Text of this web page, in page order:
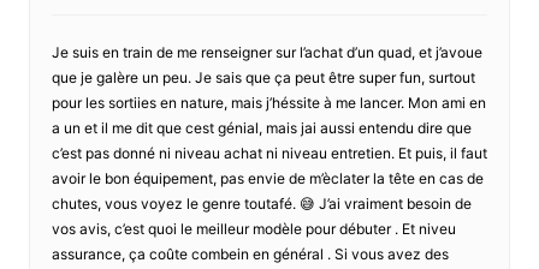
Je suis en train de me renseigner sur l’achat d’un quad, et j’avoue
que je galère un peu. Je sais que ça peut être super fun, surtout
pour les sortiies en nature, mais j’héssite à me lancer. Mon ami en
a un et il me dit que cest génial, mais jai aussi entendu dire que
c’est pas donné ni niveau achat ni niveau entretien. Et puis, il faut
avoir le bon équipement, pas envie de m’èclater la tête en cas de
chutes, vous voyez le genre toutafé. 😅 J’ai vraiment besoin de
vos avis, c’est quoi le meilleur modèle pour débuter . Et niveu
assurance, ça coûte combein en général . Si vous avez des